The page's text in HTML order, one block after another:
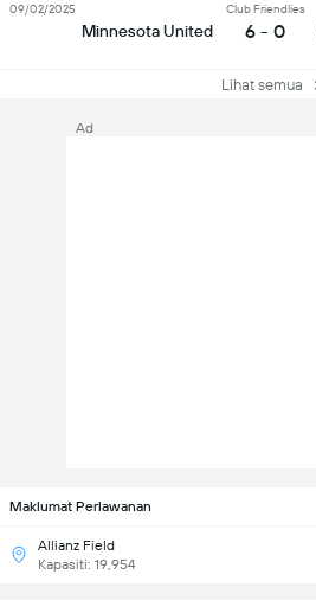
Maklumat Perlawanan
Allianz Field
Kapasiti: 19,954
Minnesota United
Club Friendlies
6 - 0
09/02/2025
Lihat semua
Ad